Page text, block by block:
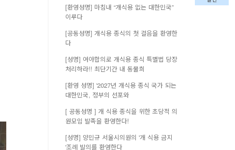
[환영성명] 마침내 “개식용 없는 대한민국”
이루다
[공동성명] 개식용 종식의 첫 걸음을 환영한
다
[성명] 여야합의로 개식용 종식 특별법 당장
처리하라!! 최단기간 내 동물희
[환영 성명] '2027년 개식용 종식 국가 되는
대한민국, 정부의 선포와
[ 공동성명 ] 개 식용 종식을 위한 초당적 의
원모임 발족을 환영한다!
[성명] 양민규 서울시의원의 '개 식용 금지
'조례 발의를 환영한다